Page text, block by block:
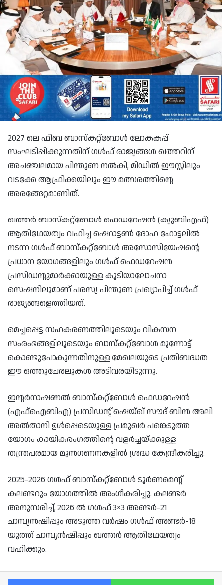
2027 ലെ ഫിബ ബാസ്കറ്റ്ബോൾ ലോകകപ്പ്
സംഘടിപ്പിക്കുന്നതിന് ഗൾഫ് രാജ്യങ്ങൾ ഖത്തറിന്
അചഞ്ചലമായ പിന്തുണ നൽകി, മിഡിൽ ഈസ്റ്റിലും
വടക്കേ ആഫ്രിക്കയിലും ഈ മത്സരത്തിന്റെ
അരങ്ങേറ്റമാണിത്.
ഖത്തർ ബാസ്കറ്റ്ബോൾ ഫെഡറേഷൻ (ക്യുബിഎഫ്)
ആതിഥേയത്വം വഹിച്ച ഷെറാട്ടൺ ദോഹ ഹോട്ടലിൽ
നടന്ന ഗൾഫ് ബാസ്കറ്റ്ബോൾ അസോസിയേഷന്റെ
പ്രധാന യോഗങ്ങളിലും ഗൾഫ് ഫെഡറേഷൻ
പ്രസിഡന്റുമാർക്കായുള്ള കൂടിയാലോചനാ
സെഷനിലുമാണ് പരസ്യ പിന്തുണ പ്രഖ്യാപിച്ച് ഗൾഫ്
രാജ്യങ്ങളെത്തിയത്.
മെച്ചപ്പെട്ട സഹകരണത്തിലൂടെയും വികസന
സംരംഭങ്ങളിലൂടെയും ബാസ്കറ്റ്ബോൾ മുന്നോട്ട്
കൊണ്ടുപോകുന്നതിനുള്ള മേഖലയുടെ പ്രതിബദ്ധത
ഈ ഒത്തുചേരലുകൾ അടിവരയിടുന്നു.
ഇന്റർനാഷണൽ ബാസ്കറ്റ്ബോൾ ഫെഡറേഷൻ
(എഫ്ഐബിഎ) പ്രസിഡന്റ് ഷെയ്ഖ് സൗദ് ബിൻ അലി
അൽതാനി ഉൾപ്പെടെയുള്ള പ്രമുഖർ പങ്കെടുത്ത
യോഗം കായികരംഗത്തിന്റെ വളർച്ചയ്ക്കുള്ള
തന്ത്രപരമായ മുൻഗണനകളിൽ ശ്രദ്ധ കേന്ദ്രീകരിച്ചു.
2025-2026 ഗൾഫ് ബാസ്കറ്റ്ബോൾ ടൂർണമെന്റ്
കലണ്ടറും യോഗത്തിൽ അംഗീകരിച്ചു. കലണ്ടർ
അനുസരിച്ച്, 2026 ൽ ഗൾഫ് 3×3 അണ്ടർ-21
ചാമ്പ്യൻഷിപ്പും അടുത്ത വർഷം ഗൾഫ് അണ്ടർ-18
യൂത്ത് ചാമ്പ്യൻഷിപ്പും ഖത്തർ ആതിഥേയത്വം
വഹിക്കും.
Facebook